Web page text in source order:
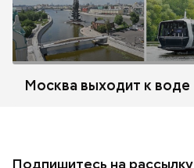
Москва выходит к воде
Подпишитесь на рассылку